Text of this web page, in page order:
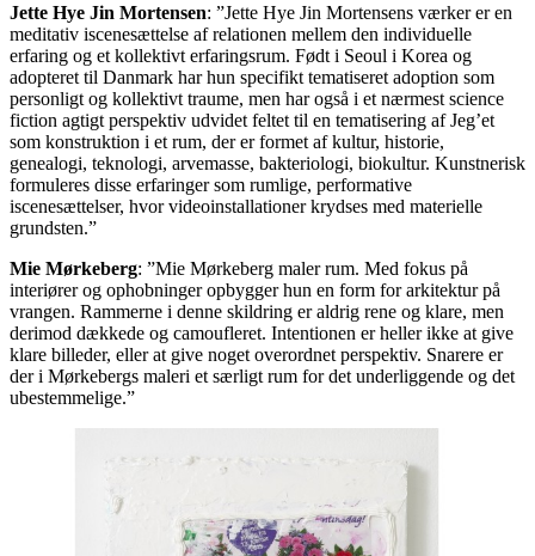
Jette Hye Jin Mortensen: ”Jette Hye Jin Mortensens værker er en
meditativ iscenesættelse af relationen mellem den individuelle
erfaring og et kollektivt erfaringsrum. Født i Seoul i Korea og
adopteret til Danmark har hun specifikt tematiseret adoption som
personligt og kollektivt traume, men har også i et nærmest science
fiction agtigt perspektiv udvidet feltet til en tematisering af Jeg’et
som konstruktion i et rum, der er formet af kultur, historie,
genealogi, teknologi, arvemasse, bakteriologi, biokultur. Kunstnerisk
formuleres disse erfaringer som rumlige, performative
iscenesættelser, hvor videoinstallationer krydses med materielle
grundsten.”
Mie Mørkeberg: ”Mie Mørkeberg maler rum. Med fokus på
interiører og ophobninger opbygger hun en form for arkitektur på
vrangen. Rammerne i denne skildring er aldrig rene og klare, men
derimod dækkede og camoufleret. Intentionen er heller ikke at give
klare billeder, eller at give noget overordnet perspektiv. Snarere er
der i Mørkebergs maleri et særligt rum for det underliggende og det
ubestemmelige.”